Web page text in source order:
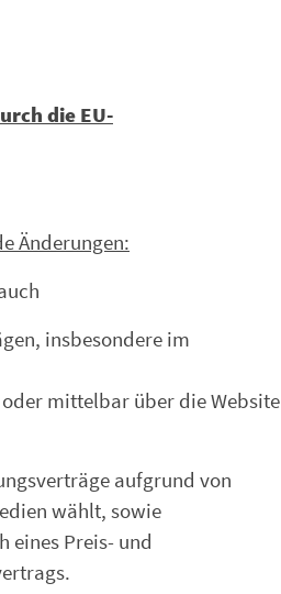
die EU-
Änderungen:
insbesondere im
mittelbar über die Website
aufgrund von
wählt, sowie
eines Preis- und